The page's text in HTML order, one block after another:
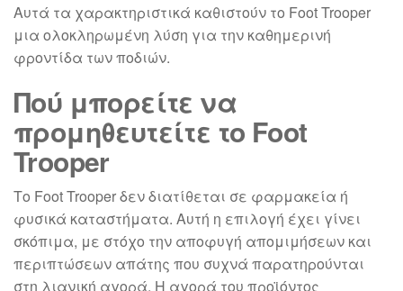
Αυτά τα χαρακτηριστικά καθιστούν το Foot Trooper
μια ολοκληρωμένη λύση για την καθημερινή
φροντίδα των ποδιών.
Πού μπορείτε να
προμηθευτείτε το Foot
Trooper
Το Foot Trooper δεν διατίθεται σε φαρμακεία ή
φυσικά καταστήματα. Αυτή η επιλογή έχει γίνει
σκόπιμα, με στόχο την αποφυγή απομιμήσεων και
περιπτώσεων απάτης που συχνά παρατηρούνται
στη λιανική αγορά. Η αγορά του προϊόντος